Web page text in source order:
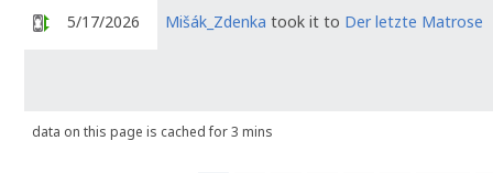
5/17/2026 Mišák_Zdenka took it to Der letzte Matrose
data on this page is cached for 3 mins